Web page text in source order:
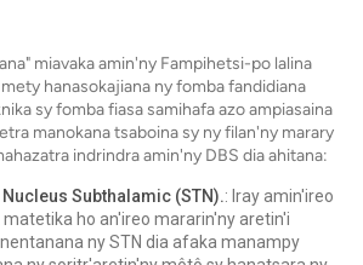
miavaka amin'ny Fampihetsi-po lalina
hanasokajiana ny fomba fandidiana
sy fomba fiasa samihafa azo ampiasaina
manokana tsaboina sy ny filan'ny marary
indrindra amin'ny DBS dia ahitana:
Subthalamic (STN).: Iray amin'ireo
ho an'ireo mararin'ny aretin'i
ny STN dia afaka manampy